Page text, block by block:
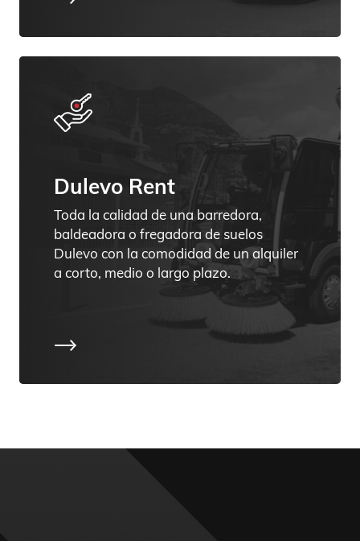
Toda la calidad de una barredora,
baldeadora o fregadora de suelos
Dulevo con la comodidad de un alquiler
a corto, medio o largo plazo.